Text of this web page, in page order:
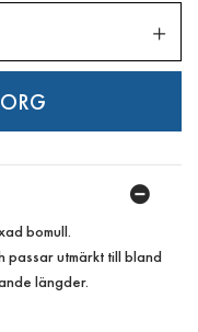
bomull.
passar utmärkt till bland
längder.